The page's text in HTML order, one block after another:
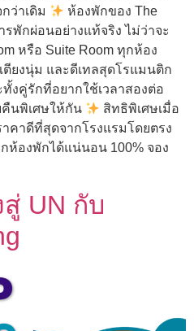
ว่าเดิม
ห้องพักของ The
พักผ่อนอย่างแท้จริง ไม่ว่าจะ
หรือ Suite Room ทุกห้อง
ตียงนุ่ม และดีเทลสุดโรแมนติก
งคู่รักที่อยากใช้เวลาสองต่อ
นพิเศษให้กัน
สิทธิพิเศษเมื่อ
าคาดีที่สุดจากโรงแรมโดยตรง
ห้องพักได้แน่นอน 100% จอง
UN กับ